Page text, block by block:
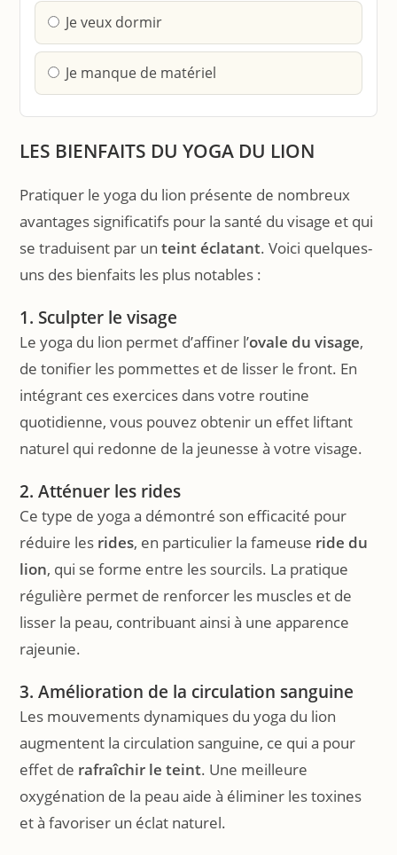
Je veux dormir
Je manque de matériel
LES BIENFAITS DU YOGA DU LION
Pratiquer le yoga du lion présente de nombreux
avantages significatifs pour la santé du visage et qui
se traduisent par unteint éclatant. Voici quelques-
uns des bienfaits les plus notables :
1. Sculpter le visage
Le yoga du lion permet d’affiner l’ovale du visage,
de tonifier les pommettes et de lisser le front. En
intégrant ces exercices dans votre routine
quotidienne, vous pouvez obtenir un effet liftant
naturel qui redonne de la jeunesse à votre visage.
2. Atténuer les rides
Ce type de yoga a démontré son efficacité pour
réduire les rides, en particulier la fameuse ride du
lion, qui se forme entre les sourcils. La pratique
régulière permet de renforcer les muscles et de
lisser la peau, contribuant ainsi à une apparence
rajeunie.
3. Amélioration de la circulation sanguine
Les mouvements dynamiques du yoga du lion
augmentent la circulation sanguine, ce qui a pour
effet de rafraîchir le teint. Une meilleure
oxygénation de la peau aide à éliminer les toxines
et à favoriser un éclat naturel.